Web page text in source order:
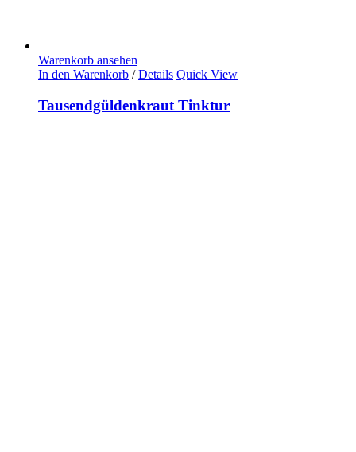
Warenkorb ansehen
In den Warenkorb / Details Quick View
Tausendgüldenkraut Tinktur